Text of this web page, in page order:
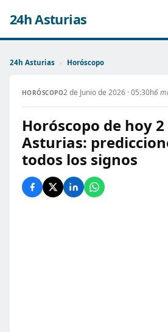
24h Asturias
24h Asturias › Horóscopo
HORÓSCOPO2 de Junio de 2026 · 05:30h6
Horóscopo de hoy
Asturias:
todos los signos